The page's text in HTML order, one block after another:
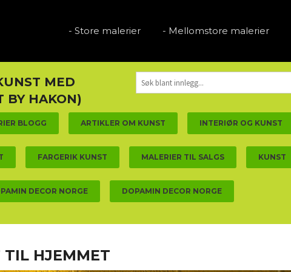
- Store malerier - Mellomstore malerier
MED
BY HAKON)
BLOGG ARTIKLER OM KUNST INTERIØR OG KUNST
FARGERIK KUNST MALERIER TIL SALGS KUNST
DECOR NORGE DOPAMIN DECOR NORGE
TIL HJEMMET